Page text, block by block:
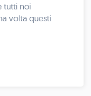
tutti noi
volta questi